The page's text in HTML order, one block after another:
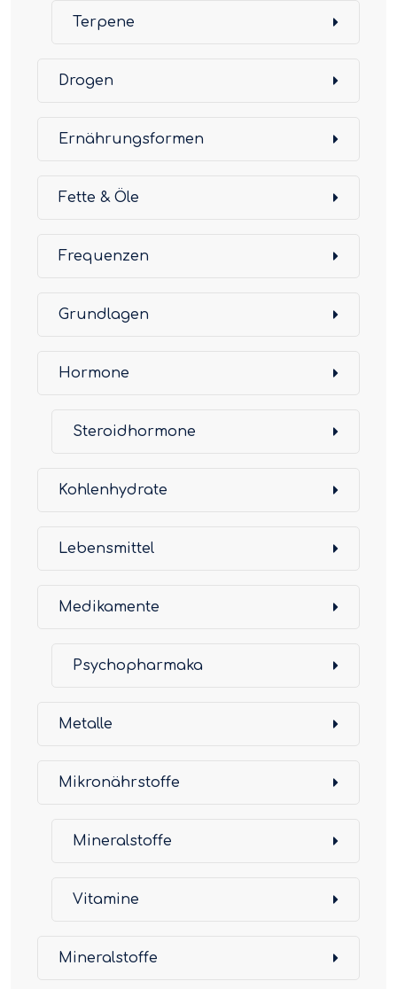
Terpene
Drogen
Ernährungsformen
Fette & Öle
Frequenzen
Grundlagen
Hormone
Steroidhormone
Kohlenhydrate
Lebensmittel
Medikamente
Psychopharmaka
Metalle
Mikronährstoffe
Mineralstoffe
Vitamine
Mineralstoffe